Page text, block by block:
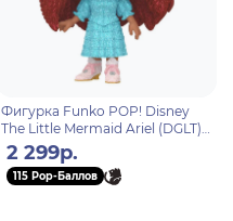
Фигурка Funko POP! Disney
The Little Mermaid Ariel (DGLT)
(Exc) (1362) 71123
2 299р.
115 Pop-Баллов